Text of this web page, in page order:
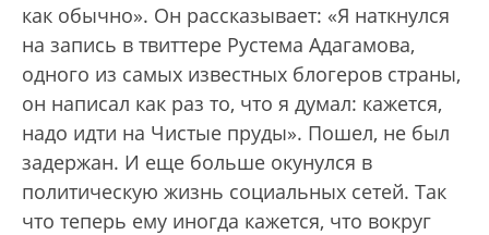
как обычно». Он рассказывает: «Я наткнулся
на запись в твиттере Рустема Адагамова,
одного из самых известных блогеров страны,
он написал как раз то, что я думал: кажется,
надо идти на Чистые пруды». Пошел, не был
задержан. И еще больше окунулся в
политическую жизнь социальных сетей. Так
что теперь ему иногда кажется, что вокруг